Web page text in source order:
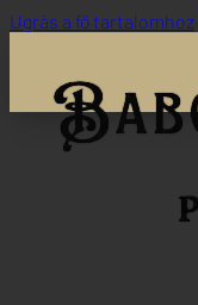
Ugrás a fő tartalomhoz